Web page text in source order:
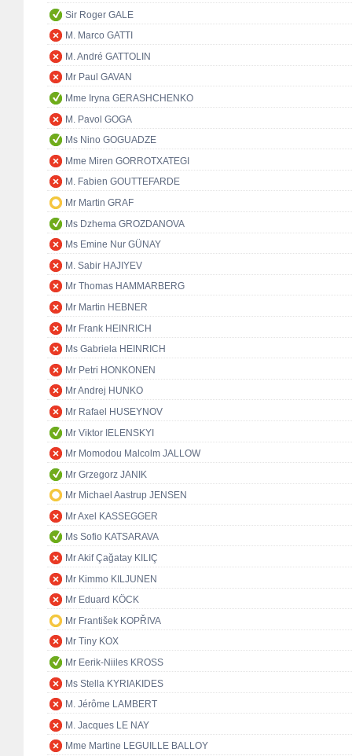
Sir Roger GALE
M. Marco GATTI
M. André GATTOLIN
Mr Paul GAVAN
Mme Iryna GERASHCHENKO
M. Pavol GOGA
Ms Nino GOGUADZE
Mme Miren GORROTXATEGI
M. Fabien GOUTTEFARDE
Mr Martin GRAF
Ms Dzhema GROZDANOVA
Ms Emine Nur GÜNAY
M. Sabir HAJIYEV
Mr Thomas HAMMARBERG
Mr Martin HEBNER
Mr Frank HEINRICH
Ms Gabriela HEINRICH
Mr Petri HONKONEN
Mr Andrej HUNKO
Mr Rafael HUSEYNOV
Mr Viktor IELENSKYI
Mr Momodou Malcolm JALLOW
Mr Grzegorz JANIK
Mr Michael Aastrup JENSEN
Mr Axel KASSEGGER
Ms Sofio KATSARAVA
Mr Akif Çağatay KILIÇ
Mr Kimmo KILJUNEN
Mr Eduard KÖCK
Mr František KOPŘIVA
Mr Tiny KOX
Mr Eerik-Niiles KROSS
Ms Stella KYRIAKIDES
M. Jérôme LAMBERT
M. Jacques LE NAY
Mme Martine LEGUILLE BALLOY